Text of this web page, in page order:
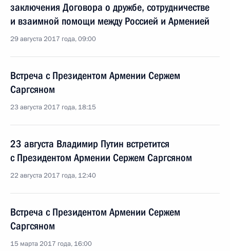
заключения Договора о дружбе, сотрудничестве
и взаимной помощи между Россией и Арменией
29 августа 2017 года, 09:00
Встреча с Президентом Армении Сержем
Саргсяном
23 августа 2017 года, 18:15
23 августа Владимир Путин встретится
с Президентом Армении Сержем Саргсяном
22 августа 2017 года, 12:40
Встреча с Президентом Армении Сержем
Саргсяном
15 марта 2017 года, 16:00